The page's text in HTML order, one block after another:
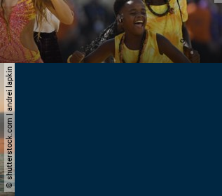
© shutterstock.com | andrei lapkin